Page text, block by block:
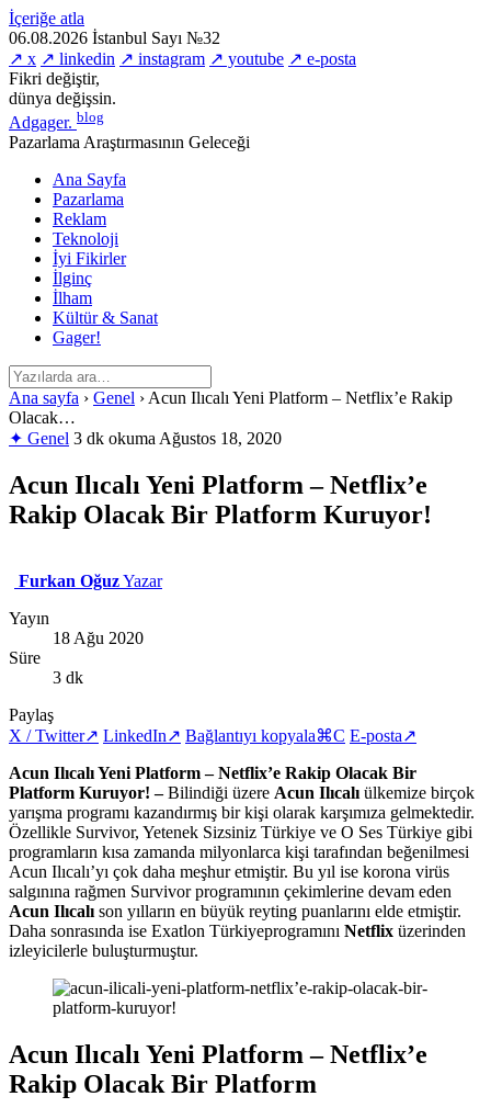
İçeriğe atla
06.08.2026 İstanbul Sayı №32
↗ x ↗ linkedin ↗ instagram ↗ youtube ↗ e-posta
Fikri değiştir,
dünya değişsin.
Adgager. blog
Pazarlama Araştırmasının Geleceği
Ana Sayfa
Pazarlama
Reklam
Teknoloji
İyi Fikirler
İlginç
İlham
Kültür & Sanat
Gager!
Ana sayfa › Genel › Acun Ilıcalı Yeni Platform – Netflix’e Rakip
Olacak…
✦ Genel 3 dk okuma Ağustos 18, 2020
Acun Ilıcalı Yeni Platform – Netflix’e
Rakip Olacak Bir Platform Kuruyor!
Furkan OğuzYazar
Yayın
18 Ağu 2020
Süre
3 dk
Paylaş
X / Twitter↗ LinkedIn↗ Bağlantıyı kopyala⌘C E-posta↗
Acun Ilıcalı Yeni Platform – Netflix’e Rakip Olacak Bir
Platform Kuruyor! –Bilindiği üzere Acun Ilıcalı ülkemize birçok
yarışma programı kazandırmış bir kişi olarak karşımıza gelmektedir.
Özellikle Survivor, Yetenek Sizsiniz Türkiye ve O Ses Türkiye gibi
programların kısa zamanda milyonlarca kişi tarafından beğenilmesi
Acun Ilıcalı’yı çok daha meşhur etmiştir. Bu yıl ise korona virüs
salgınına rağmen Survivor programının çekimlerine devam eden
Acun Ilıcalı son yılların en büyük reyting puanlarını elde etmiştir.
Daha sonrasında ise Exatlon Türkiyeprogramını Netflix üzerinden
izleyicilerle buluşturmuştur.
Acun Ilıcalı Yeni Platform – Netflix’e
Rakip Olacak Bir Platform